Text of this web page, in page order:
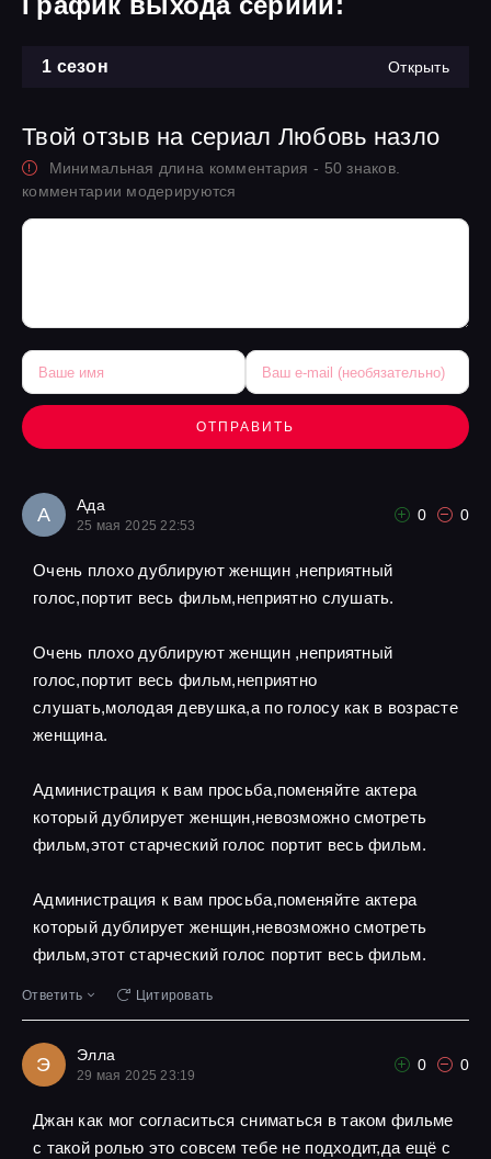
1 сезон Открыть
Твой отзыв на сериал Любовь назло
Минимальная длина комментария - 50 знаков.
комментарии модерируются
ОТПРАВИТЬ
А Ада
25 мая 2025 22:53
0 0
Очень плохо дублируют женщин ,неприятный
голос,портит весь фильм,неприятно слушать.
Очень плохо дублируют женщин ,неприятный
голос,портит весь фильм,неприятно
слушать,молодая девушка,а по голосу как в возрасте
женщина.
Администрация к вам просьба,поменяйте актера
который дублирует женщин,невозможно смотреть
фильм,этот старческий голос портит весь фильм.
Администрация к вам просьба,поменяйте актера
который дублирует женщин,невозможно смотреть
фильм,этот старческий голос портит весь фильм.
Ответить Цитировать
Э Элла
29 мая 2025 23:19
0 0
Джан как мог согласиться сниматься в таком фильме
с такой ролью это совсем тебе не подходит,да ещё с